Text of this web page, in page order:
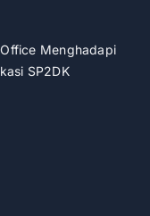
Menghadapi
SP2DK